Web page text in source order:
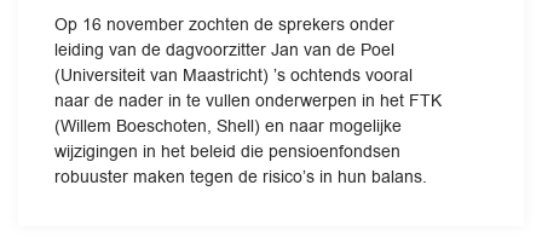
Op 16 november zochten de sprekers onder
leiding van de dagvoorzitter Jan van de Poel
(Universiteit van Maastricht) ’s ochtends vooral
naar de nader in te vullen onderwerpen in het FTK
(Willem Boeschoten, Shell) en naar mogelijke
wijzigingen in het beleid die pensioenfondsen
robuuster maken tegen de risico’s in hun balans.